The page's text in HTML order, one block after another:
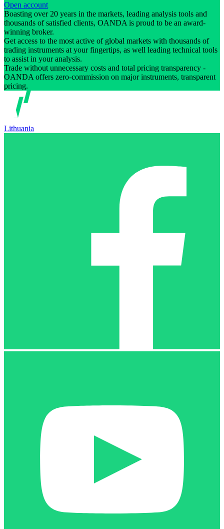
Open account
Boasting over 20 years in the markets, leading analysis tools and
thousands of satisfied clients, OANDA is proud to be an award-
winning broker.
Get access to the most active of global markets with thousands of
trading instruments at your fingertips, as well leading technical tools
to assist in your analysis.
Trade without unnecessary costs and total pricing transparency -
OANDA offers zero-commission on major instruments, transparent
pricing.
Lithuania